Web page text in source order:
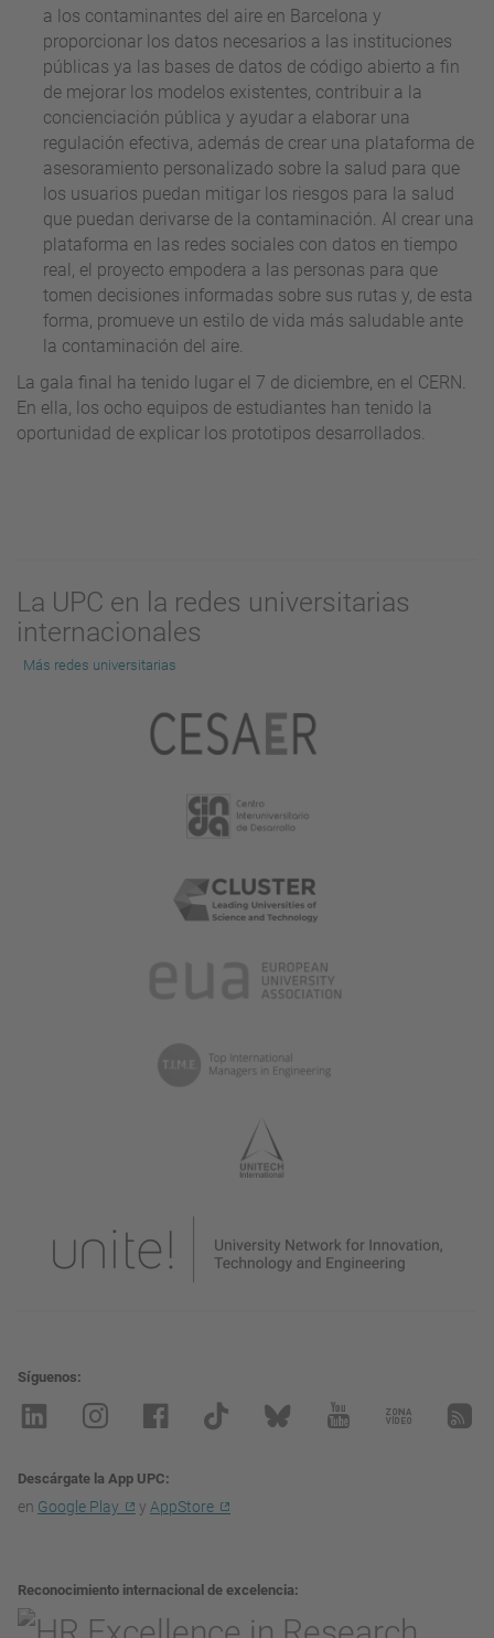
a los contaminantes del aire en Barcelona y
proporcionar los datos necesarios a las instituciones
públicas ya las bases de datos de código abierto a fin
de mejorar los modelos existentes, contribuir a la
concienciación pública y ayudar a elaborar una
regulación efectiva, además de crear una plataforma de
asesoramiento personalizado sobre la salud para que
los usuarios puedan mitigar los riesgos para la salud
que puedan derivarse de la contaminación. Al crear una
plataforma en las redes sociales con datos en tiempo
real, el proyecto empodera a las personas para que
tomen decisiones informadas sobre sus rutas y, de esta
forma, promueve un estilo de vida más saludable ante
la contaminación del aire.
La gala final ha tenido lugar el 7 de diciembre, en el CERN.
En ella, los ocho equipos de estudiantes han tenido la
oportunidad de explicar los prototipos desarrollados.
La UPC en la redes universitarias
internacionales
Más redes universitarias
Síguenos
Descárgate la App UPC
en Google Play y AppStore
Reconocimiento internacional de excelencia